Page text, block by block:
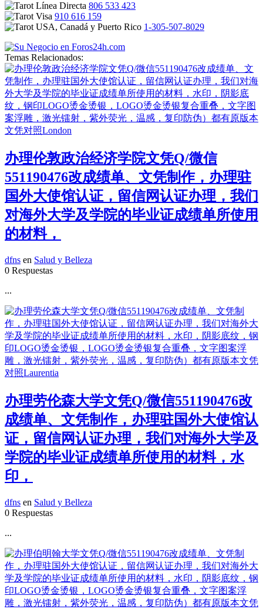
806 533 423
910 616 159
1-305-507-8029
Temas Relacionados:
办理伦敦政治经济学院文凭Q/微信
551190476改成绩单、文凭制作，办理驻
国外大使馆认证，留信网认证办理，我们
对海外大学及学院的毕业证成绩单所使用
的材料，
dfns en Salud y Belleza
0 Respuestas
...
办理劳伦森大学文凭Q/微信551190476改
成绩单、文凭制作，办理驻国外大使馆认
证，留信网认证办理，我们对海外大学及
学院的毕业证成绩单所使用的材料，水
印，
dfns en Salud y Belleza
0 Respuestas
...